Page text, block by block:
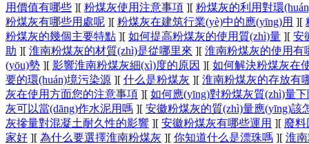
用價值有哪些 ][ 粉煤灰使用注意事項 ][ 粉煤灰的利用對環
粉煤灰有哪些用處呢 ][ 粉煤灰在建筑行業(yè)中的應(yīng)用 ][
粉煤灰的幾個主要特點 ][ 如何提高粉煤灰的使用質(zhì)量 ][ 安
助 ][ 淮南粉煤灰的材質(zhì)是從哪里來 ][ 淮南粉煤灰的使用有
(yōu)勢 ][ 影響淮南粉煤灰細(xì)度的原因 ][ 如何解決粉煤灰在
要的環(huán)境污染源 ][ 什么是粉煤灰 ][ 淮南粉煤灰的存放有
灰在使用方面您的注意事項 ][ 如何應(yīng)對粉煤灰質(zhì)量
灰可以當(dāng)作水泥用嗎 ][ 安徽粉煤灰的質(zhì)量應(yīng)該
灰摻量對混凝土耐久性的影響 ][ 安徽粉煤灰有哪些運用 ][ 廢料
家好 ][ 為什么要選擇淮南粉煤灰 ][ 你知道什么是漂珠嗎 ][ 淮